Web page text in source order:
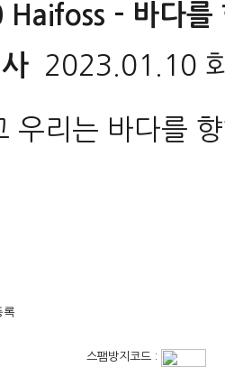
Haifoss - 바다를
2023.01.10
우리는 바다를
스팸방지코드 :